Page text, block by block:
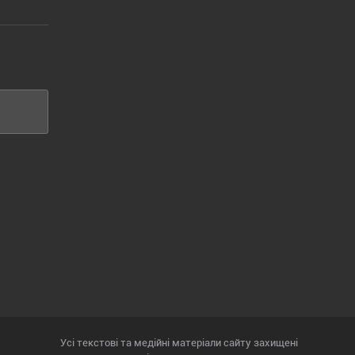
Усі текстові та медійні матеріали сайту захищені